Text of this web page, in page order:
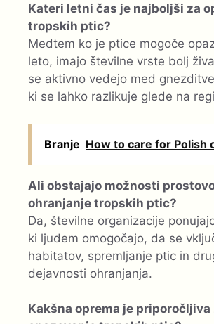
Kateri letni čas je najboljši za
tropskih ptic?
Medtem ko je ptice mogoče
leto, imajo številne vrste bolj
se aktivno vedejo med
ki se lahko razlikuje glede na
Branje How to care for Polish
Ali obstajajo možnosti
ohranjanje tropskih ptic?
Da, številne organizacije
ki ljudem omogočajo, da se
habitatov, spremljanje ptic in
dejavnosti ohranjanja.
Kakšna oprema je priporočljiva